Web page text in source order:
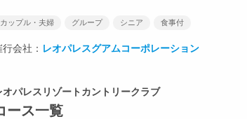
カップル・夫婦 グループ シニア 食事付
行会社： レオパレスグアムコーポレーション
オパレスリゾートカントリークラブ
ース一覧